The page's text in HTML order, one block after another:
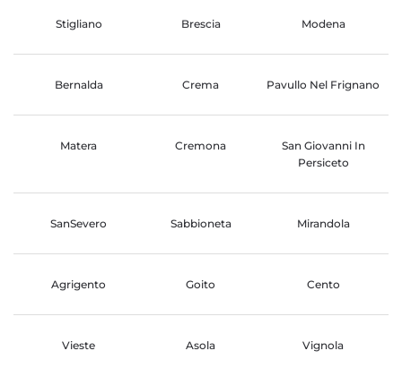
Stigliano Brescia Modena
Bernalda Crema Pavullo Nel Frignano
Matera Cremona
San Giovanni In
Persiceto
SanSevero Sabbioneta Mirandola
Agrigento Goito Cento
Vieste Asola Vignola